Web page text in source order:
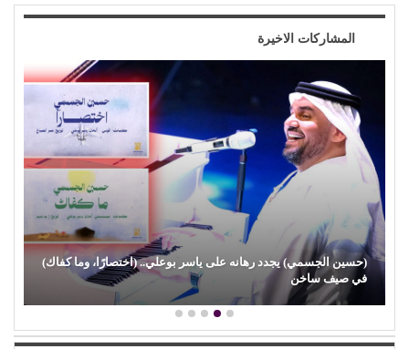
المشاركات الاخيرة
كفاك)
في أول ليلتين…